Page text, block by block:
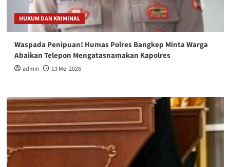
HUKUM DAN KRIMINAL
Waspada Penipuan! Humas Polres Bangkep Minta Warga
Abaikan Telepon Mengatasnamakan Kapolres
admin 13 Mei 2026